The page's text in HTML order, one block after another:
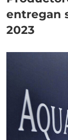
entregan
2023